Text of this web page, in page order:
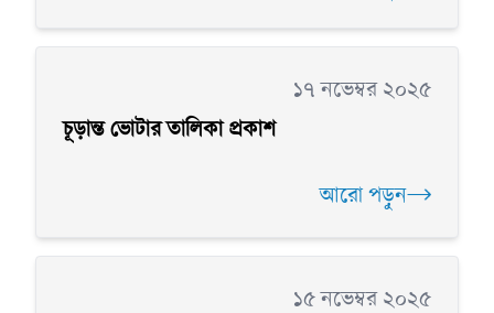
১৭ নভেম্বর ২০২৫
চূড়ান্ত ভোটার তালিকা প্রকাশ
আরো পড়ুন
১৫ নভেম্বর ২০২৫